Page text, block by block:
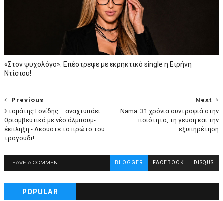
«Στον ψυχολόγο»: Επέστρεψε με εκρηκτικό single η Ειρήνη
Ντίσιου!
Next
Nama: 31 χρόνια συντροφιά στην
ποιότητα, τη γεύση και την
εξυπηρέτηση
Previous
Σταμάτης Γονίδης: Ξαναχτυπάει
θριαμβευτικά με νέο άλμπουμ-
έκπληξη - Ακούστε το πρώτο του
τραγούδι!
LEAVE A COMMENT BLOGGER FACEBOOK DISQUS
POPULAR